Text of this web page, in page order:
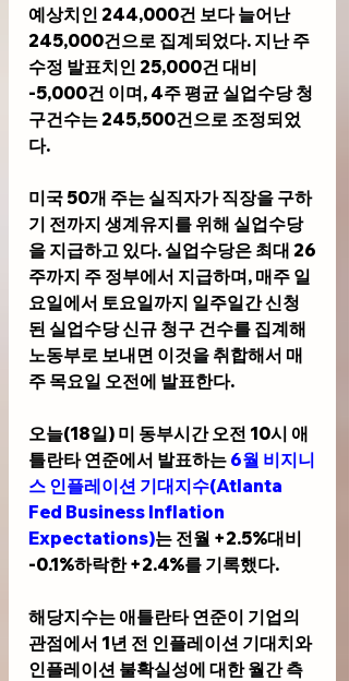
예상치인 244,000건 보다 늘어난
245,000건으로 집계되었다. 지난 주
수정 발표치인 25,000건 대비
-5,000건 이며, 4주 평균 실업수당 청
구건수는 245,500건으로 조정되었
다.
미국 50개 주는 실직자가 직장을 구하
기 전까지 생계유지를 위해 실업수당
을 지급하고 있다. 실업수당은 최대 26
주까지 주 정부에서 지급하며, 매주 일
요일에서 토요일까지 일주일간 신청
된 실업수당 신규 청구 건수를 집계해
노동부로 보내면 이것을 취합해서 매
주 목요일 오전에 발표한다.
오늘(18일) 미 동부시간 오전 10시 애
틀란타 연준에서 발표하는 6월 비지니
스 인플레이션 기대지수(Atlanta
Fed Business Inflation
Expectations)는 전월 +2.5%대비
-0.1%하락한 +2.4%를 기록했다.
해당지수는 애틀란타 연준이 기업의
관점에서 1년 전 인플레이션 기대치와
인플레이션 불확실성에 대한 월간 측